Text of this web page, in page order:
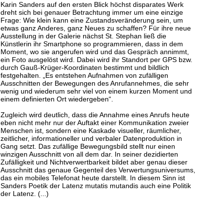
Karin Sanders auf den ersten Blick höchst disparates Werk
dreht sich bei genauer Betrachtung immer um eine einzige
Frage: Wie klein kann eine Zustandsveränderung sein, um
etwas ganz Anderes, ganz Neues zu schaffen? Für ihre neue
Ausstellung in der Galerie nächst St. Stephan ließ die
Künstlerin ihr Smartphone so programmieren, dass in dem
Moment, wo sie angerufen wird und das Gespräch annimmt,
ein Foto ausgelöst wird. Dabei wird ihr Standort per GPS bzw.
durch Gauß-Krüger-Koordinaten bestimmt und bildlich
festgehalten. „Es entstehen Aufnahmen von zufälligen
Ausschnitten der Bewegungen des Anrufannehmes, die sehr
wenig und wiederum sehr viel von einem kurzen Moment und
einem definierten Ort wiedergeben“.
Zugleich wird deutlich, dass die Annahme eines Anrufs heute
eben nicht mehr nur der Auftakt einer Kommunikation zweier
Menschen ist, sondern eine Kaskade visueller, räumlicher,
zeitlicher, informationeller und verbaler Datenproduktion in
Gang setzt. Das zufällige Bewegungsbild stellt nur einen
winzigen Ausschnitt von all dem dar. In seiner dezidierten
Zufälligkeit und Nichtverwertbarkeit bildet aber genau dieser
Ausschnitt das genaue Gegenteil des Verwertungsuniversums,
das ein mobiles Telefonat heute darstellt. In diesem Sinn ist
Sanders Poetik der Latenz mutatis mutandis auch eine Politik
der Latenz. (...)